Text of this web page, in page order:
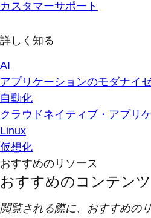
カスタマーサポート
詳しく知る
AI
アプリケーションのモダナイ
自動化
クラウドネイティブ・アプリ
Linux
仮想化
おすすめのリソース
おすすめのコンテンツ
閲覧される際に、おすすめの